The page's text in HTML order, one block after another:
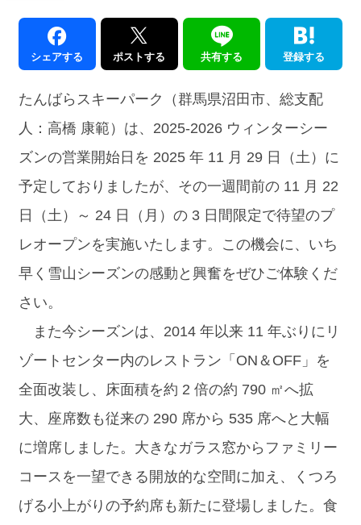
シェアする ポストする 共有する 登録する
たんばらスキーパーク（群馬県沼田市、総支配
人：高橋 康範）は、2025-2026 ウィンターシー
ズンの営業開始日を 2025 年 11 月 29 日（土）に
予定しておりましたが、その一週間前の 11 月 22
日（土）～ 24 日（月）の 3 日間限定で待望のプ
レオープンを実施いたします。この機会に、いち
早く雪山シーズンの感動と興奮をぜひご体験くだ
さい。
また今シーズンは、2014 年以来 11 年ぶりにリ
ゾートセンター内のレストラン「ON＆OFF」を
全面改装し、床面積を約 2 倍の約 790 ㎡へ拡
大、座席数も従来の 290 席から 535 席へと大幅
に増席しました。大きなガラス窓からファミリー
コースを一望できる開放的な空間に加え、くつろ
げる小上がりの予約席も新たに登場しました。食